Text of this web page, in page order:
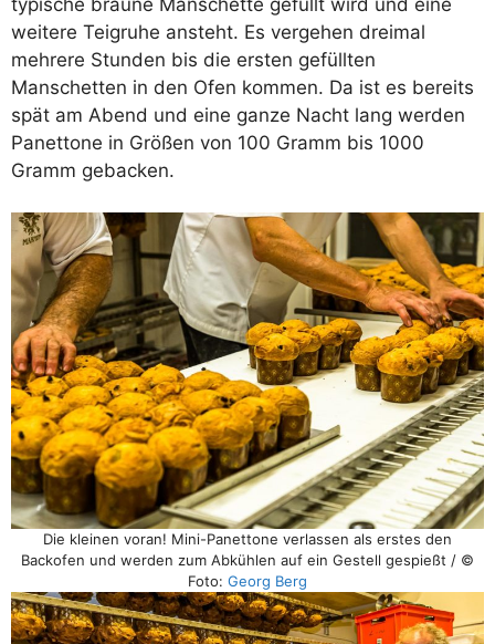
weitere Teigruhe ansteht. Es vergehen dreimal
mehrere Stunden bis die ersten gefüllten
Manschetten in den Ofen kommen. Da ist es bereits
spät am Abend und eine ganze Nacht lang werden
Panettone in Größen von 100 Gramm bis 1000
Gramm gebacken.
Die kleinen voran! Mini-Panettone verlassen als erstes den
Backofen und werden zum Abkühlen auf ein Gestell gespießt / ©
Foto: Georg Berg